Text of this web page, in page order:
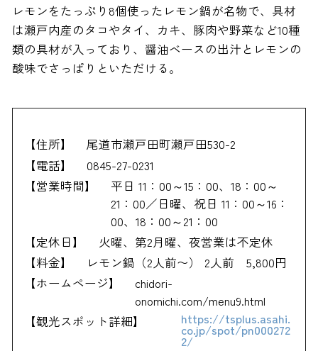
レモンをたっぷり8個使ったレモン鍋が名物で、具材
は瀬戸内産のタコやタイ、カキ、豚肉や野菜など10種
類の具材が入っており、醤油ベースの出汁とレモンの
酸味でさっぱりといただける。
【住所】
尾道市瀬戸田町瀬戸田530-2
【電話】
0845-27-0231
【営業時間】
平日 11：00～15：00、18：00～
21：00／日曜、祝日 11：00～16：
00、18：00～21：00
【定休日】
火曜、第2月曜、夜営業は不定休
【料金】
レモン鍋（2人前〜） 2人前 5,800円
【ホームページ】
chidori-
onomichi.com/menu9.html
【観光スポット詳細】
https://tsplus.asahi.
co.jp/spot/pn000272
2/